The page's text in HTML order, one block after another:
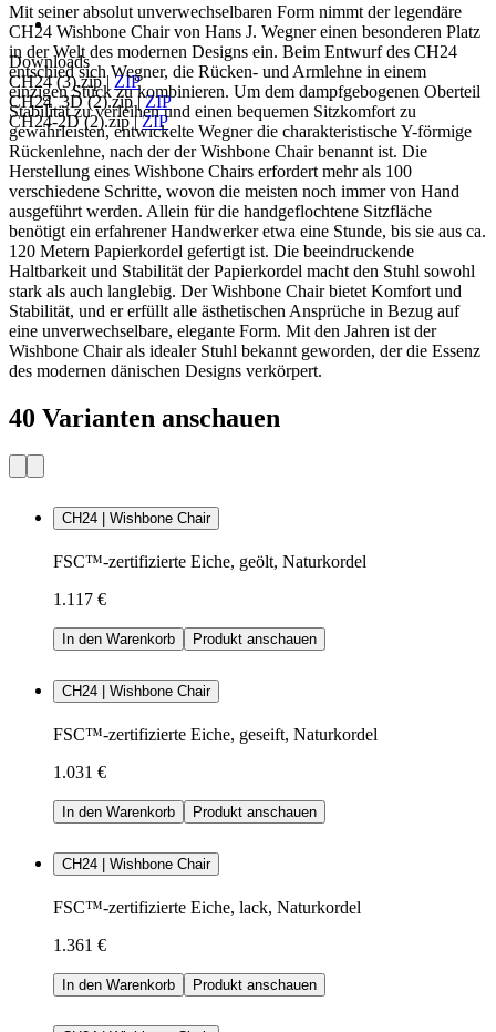
Downloads
CH24 (3).zip| ZIP
CH24_3D (2).zip|ZIP
CH24-2D (2).zip|ZIP
Mit seiner absolut unverwechselbaren Form nimmt der legendäre
CH24 Wishbone Chair von Hans J. Wegner einen besonderen Platz
in der Welt des modernen Designs ein. Beim Entwurf des CH24
entschied sich Wegner, die Rücken- und Armlehne in einem
einzigen Stück zu kombinieren. Um dem dampfgebogenen Oberteil
Stabilität zu verleihen und einen bequemen Sitzkomfort zu
gewährleisten, entwickelte Wegner die charakteristische Y-förmige
Rückenlehne, nach der der Wishbone Chair benannt ist. Die
Herstellung eines Wishbone Chairs erfordert mehr als 100
verschiedene Schritte, wovon die meisten noch immer von Hand
ausgeführt werden. Allein für die handgeflochtene Sitzfläche
benötigt ein erfahrener Handwerker etwa eine Stunde, bis sie aus ca.
120 Metern Papierkordel gefertigt ist. Die beeindruckende
Haltbarkeit und Stabilität der Papierkordel macht den Stuhl sowohl
stark als auch langlebig. Der Wishbone Chair bietet Komfort und
Stabilität, und er erfüllt alle ästhetischen Ansprüche in Bezug auf
eine unverwechselbare, elegante Form. Mit den Jahren ist der
Wishbone Chair als idealer Stuhl bekannt geworden, der die Essenz
des modernen dänischen Designs verkörpert.
40 Varianten anschauen
CH24 | Wishbone Chair
FSC™-zertifizierte Eiche, geölt, Naturkordel
1.117 €
In den Warenkorb Produkt anschauen
CH24 | Wishbone Chair
FSC™-zertifizierte Eiche, geseift, Naturkordel
1.031 €
In den Warenkorb Produkt anschauen
CH24 | Wishbone Chair
FSC™-zertifizierte Eiche, lack, Naturkordel
1.361 €
In den Warenkorb Produkt anschauen